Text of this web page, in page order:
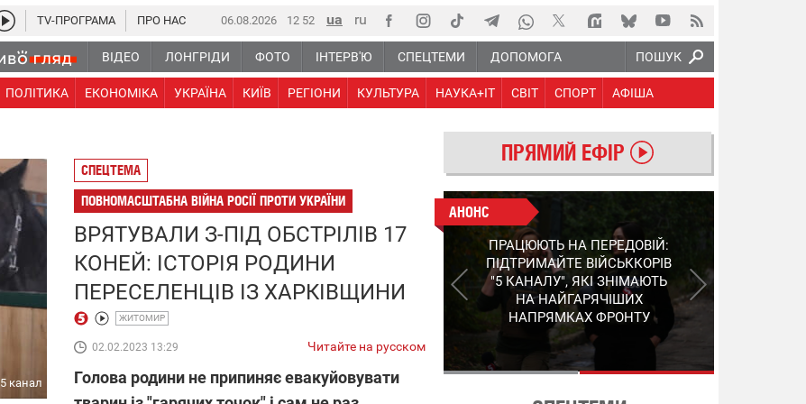
ПОШУК
06.08.2026 12:52
ВІДЕО ЛОНГРІДИ ФОТО ІНТЕРВ'Ю СПЕЦТЕМИ ДОПОМОГА
ПОЛІТИКА ЕКОНОМІКА УКРАЇНА КИЇВ РЕГІОНИ КУЛЬТУРА НАУКА+IT СВІТ СПОРТ АФІША
TV-ПРОГРАМА ПРО НАС
5 канал
СПЕЦТЕМА
ПОВНОМАСШТАБНА ВІЙНА РОСІЇ ПРОТИ УКРАЇНИ
ВРЯТУВАЛИ З-ПІД ОБСТРІЛІВ 17
КОНЕЙ: ІСТОРІЯ РОДИНИ
ПЕРЕСЕЛЕНЦІВ ІЗ ХАРКІВЩИНИ
ЖИТОМИР
02.02.2023 13:29 Читайте на русском
Голова родини не припиняє евакуйовувати
ПРЯМИЙ ЕФІР
АНОНС
КІНЕЦЬ ВОРОЖИМ
"МОЛНІЯМ" ТА FPV: ЯК
УКРАЇНСЬКИЙ STEP-3
ЗМІНЮЄ ПРАВИЛА ГРИ –
ПОДРОБИЦІ ПРО
ПЕРЕХОПЛЮВАЧ
АНОНС
ПРАЦЮЮТЬ НА ПЕРЕДОВІЙ:
ПІДТРИМАЙТЕ ВІЙСЬККОРІВ
"5 КАНАЛУ", ЯКІ ЗНІМАЮТЬ
НА НАЙГАРЯЧІШИХ
НАПРЯМКАХ ФРОНТУ